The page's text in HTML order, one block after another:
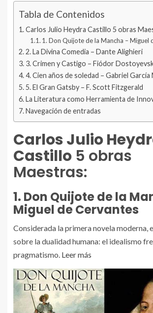
Tabla de Contenidos
Carlos Julio Heydra Castillo 5 obras
1. Don Quijote de la Mancha – Miguel
2. La Divina Comedia – Dante Alighieri
3. Crimen y Castigo – Fiódor
4. Cien años de soledad – Gabriel García
5. El Gran Gatsby – F. Scott Fitzgerald
La Literatura como Herramienta de
Navegación de entradas
Carlos Julio
Castillo 5 obras
Maestras:
1. Don Quijote de la
Miguel de Cervantes
Considerada la primera novela moderna,
sobre la dualidad humana: el idealismo
pragmatismo. Leer más